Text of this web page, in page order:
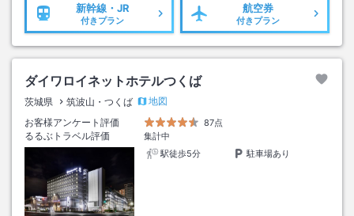
新幹線・JR
付きプラン
航空券
付きプラン
ダイワロイネットホテルつくば
茨城県 筑波山・つくば
地図
お客様アンケート評価
87点
るるぶトラベル評価
集計中
駅徒歩5分
駐車場あり